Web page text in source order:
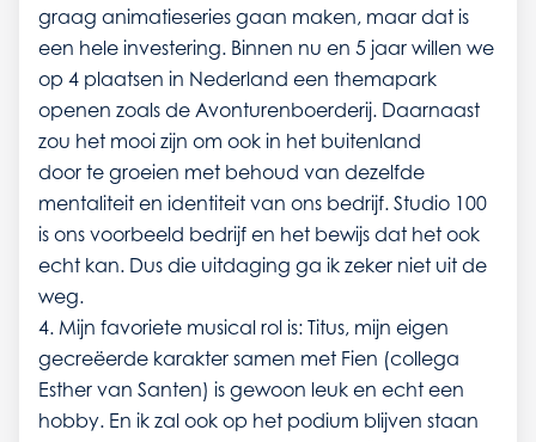
graag animatieseries gaan maken, maar dat is
een hele investering. Binnen nu en 5 jaar willen we
op 4 plaatsen in Nederland een themapark
openen zoals de Avonturenboerderij. Daarnaast
zou het mooi zijn om ook in het buitenland
door te groeien met behoud van dezelfde
mentaliteit en identiteit van ons bedrijf. Studio 100
is ons voorbeeld bedrijf en het bewijs dat het ook
echt kan. Dus die uitdaging ga ik zeker niet uit de
weg.
4. Mijn favoriete musical rol is: Titus, mijn eigen
gecreëerde karakter samen met Fien (collega
Esther van Santen) is gewoon leuk en echt een
hobby. En ik zal ook op het podium blijven staan